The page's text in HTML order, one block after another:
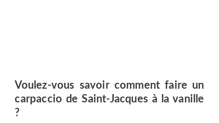
Voulez-vous savoir comment faire un
carpaccio de Saint-Jacques à la vanille
?